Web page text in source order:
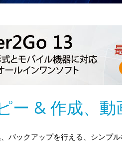
ー & 作成、動
ックアップを行える、シンプ